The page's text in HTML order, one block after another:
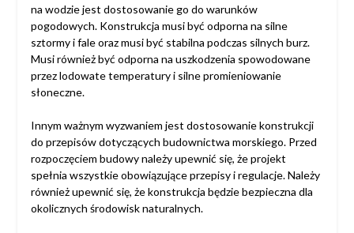
na wodzie jest dostosowanie go do warunków
pogodowych. Konstrukcja musi być odporna na silne
sztormy i fale oraz musi być stabilna podczas silnych burz.
Musi również być odporna na uszkodzenia spowodowane
przez lodowate temperatury i silne promieniowanie
słoneczne.
Innym ważnym wyzwaniem jest dostosowanie konstrukcji
do przepisów dotyczących budownictwa morskiego. Przed
rozpoczęciem budowy należy upewnić się, że projekt
spełnia wszystkie obowiązujące przepisy i regulacje. Należy
również upewnić się, że konstrukcja będzie bezpieczna dla
okolicznych środowisk naturalnych.